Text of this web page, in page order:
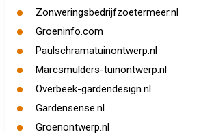
Zonweringsbedrijfzoetermeer.nl
Groeninfo.com
Paulschramatuinontwerp.nl
Marcsmulders-tuinontwerp.nl
Overbeek-gardendesign.nl
Gardensense.nl
Groenontwerp.nl